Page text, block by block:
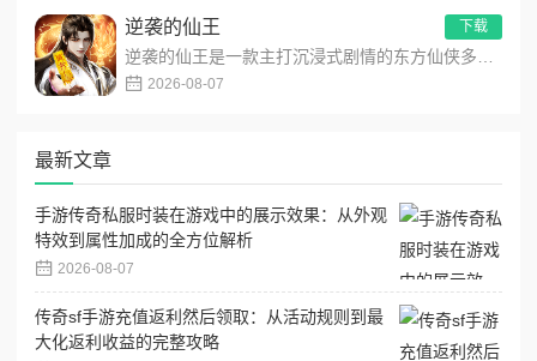
逆袭的仙王
2026-08-07
下载
最新文章
手游传奇私服时装在游戏中的展示效果：从外观
特效到属性加成的全方位解析
2026-08-07
传奇sf手游充值返利然后领取：从活动规则到最
大化返利收益的完整攻略